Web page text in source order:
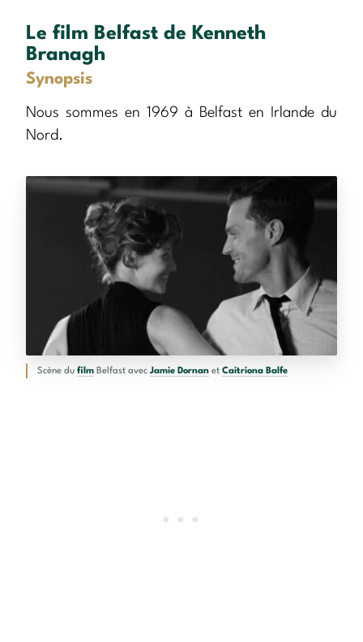
Le film Belfast de Kenneth
Branagh
Synopsis
Nous sommes en 1969 à Belfast en Irlande du
Nord.
Scène du film Belfast avec Jamie Dornan et Caitriona Balfe